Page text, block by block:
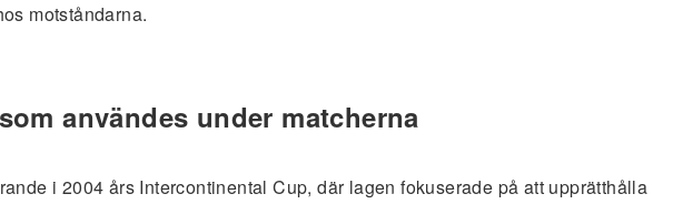
motståndarna.
användes under matcherna
i 2004 års Intercontinental Cup, där lagen fokuserade på att upprätthålla